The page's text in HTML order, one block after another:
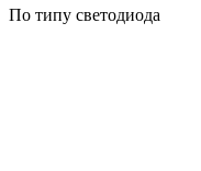
По типу светодиода